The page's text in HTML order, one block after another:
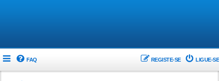
FAQ LIGUE-SE
REGISTE-SE